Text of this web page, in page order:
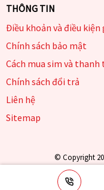
THÔNG TIN
Điều khoản và điều kiện
Chính sách bảo mật
Cách mua sim và thanh
Chính sách đổi trả
Liên hệ
Sitemap
© Copyright